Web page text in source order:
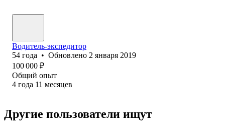
Водитель-экспедитор
54 года • Обновлено 2 января 2019
100 000 ₽
Общий опыт
4 года 11 месяцев
Другие пользователи ищут